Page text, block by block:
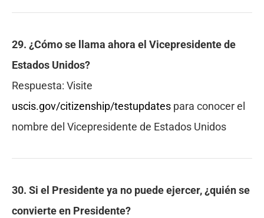
29. ¿Cómo se llama ahora el Vicepresidente de
Estados Unidos?
Respuesta: Visite
uscis.gov/citizenship/testupdates para conocer el
nombre del Vicepresidente de Estados Unidos
30. Si el Presidente ya no puede ejercer, ¿quién se
convierte en Presidente?